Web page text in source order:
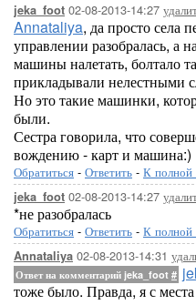
jeka_foot 02-08-2013-14:27
Annataliya, да просто села
управлении разобралась, а
машины налетать, болтало
прикладывали нелестными
Но это такие машинки,
были.
Сестра говорила, что
вождению - карт и машина:)
Обратиться - Ответить - К полной
jeka_foot 02-08-2013-14:27
*не разобралась
Обратиться - Ответить - К полной
Annataliya 02-08-2013-14:31
Ответ на комментарий jeka_foot #
тоже было. Правда, я с